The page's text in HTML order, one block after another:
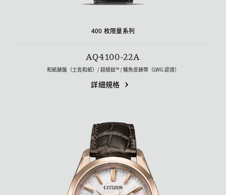
400 枚限量系列
AQ4100-22A
和紙錶盤（土佐和紙）/ 超級鈦™ / 鱷魚皮錶帶（LWG 認證）
詳細規格